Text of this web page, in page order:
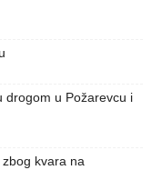
drogom u Požarevcu i
kvara na